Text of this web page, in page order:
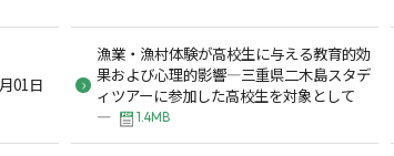
01日
漁業・漁村体験が高校生に与える教育的効
果および心理的影響―三重県二木島スタデ
ィツアーに参加した高校生を対象として
―
1.4MB